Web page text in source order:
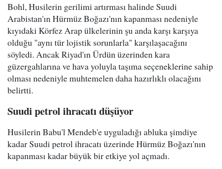
Bohl, Husilerin gerilimi artırması halinde Suudi
Arabistan'ın Hürmüz Boğazı'nın kapanması nedeniyle
kıyıdaki Körfez Arap ülkelerinin şu anda karşı karşıya
olduğu "aynı tür lojistik sorunlarla" karşılaşacağını
söyledi. Ancak Riyad'ın Ürdün üzerinden kara
güzergahlarına ve hava yoluyla taşıma seçeneklerine sahip
olması nedeniyle muhtemelen daha hazırlıklı olacağını
belirtti.
Suudi petrol ihracatı düşüyor
Husilerin Babu'l Mendeb'e uyguladığı abluka şimdiye
kadar Suudi petrol ihracatı üzerinde Hürmüz Boğazı'nın
kapanması kadar büyük bir etkiye yol açmadı.